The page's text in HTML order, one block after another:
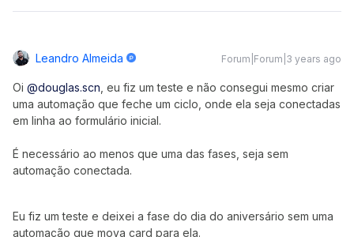
Leandro Almeida Forum|Forum|3 years ago
Oi @douglas.scn , eu fiz um teste e não consegui mesmo criar
uma automação que feche um ciclo, onde ela seja conectadas
em linha ao formulário inicial.
É necessário ao menos que uma das fases, seja sem
automação conectada.
Eu fiz um teste e deixei a fase do dia do aniversário sem uma
automação que mova card para ela.